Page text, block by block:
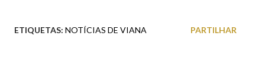
ETIQUETAS: NOTÍCIAS DE VIANA PARTILHAR